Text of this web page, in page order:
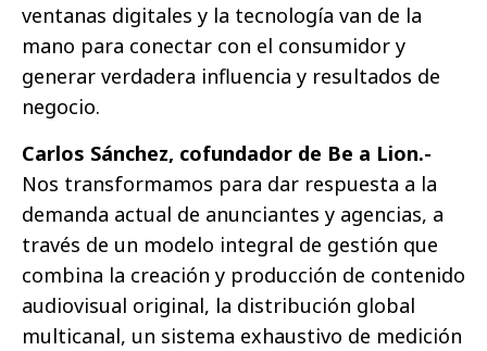
ventanas digitales y la tecnología van de la
mano para conectar con el consumidor y
generar verdadera influencia y resultados de
negocio.
Carlos Sánchez, cofundador de Be a Lion.-
Nos transformamos para dar respuesta a la
demanda actual de anunciantes y agencias, a
través de un modelo integral de gestión que
combina la creación y producción de contenido
audiovisual original, la distribución global
multicanal, un sistema exhaustivo de medición